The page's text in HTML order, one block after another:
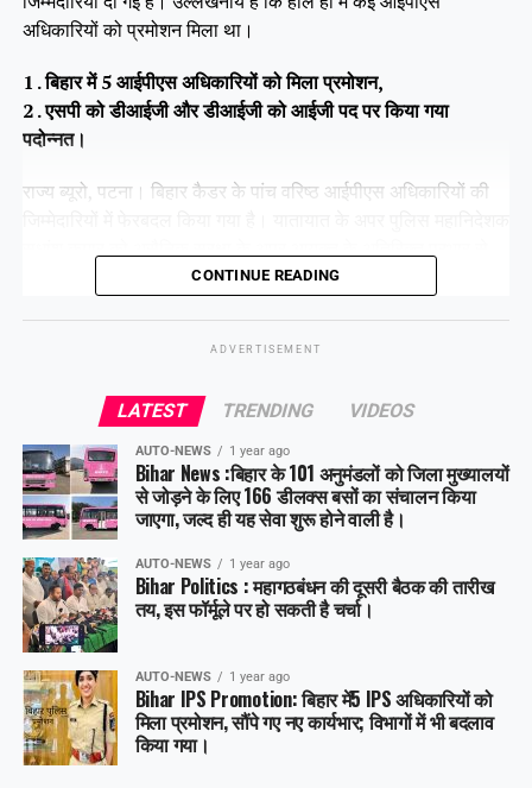
अधिकारियों को प्रमोशन मिला था।
1 . बिहार में 5 आईपीएस अधिकारियों को मिला प्रमोशन,
2 . एसपी को डीआईजी और डीआईजी को आईजी पद पर किया गया
पदोन्नत।
राज्य ब्यूरो, पटना। बिहार कैडर के पांच वरिष्ठ आईपीएस अधिकारियों की
Facebook X
Like this:
CONTINUE READING
ADVERTISEMENT
LATEST TRENDING VIDEOS
AUTO-NEWS 1 year ago
Bihar News :बिहार के 101 अनुमंडलों को जिला मुख्यालयों
से जोड़ने के लिए 166 डीलक्स बसों का संचालन किया
जाएगा, जल्द ही यह सेवा शुरू होने वाली है।
AUTO-NEWS 1 year ago
Bihar Politics : महागठबंधन की दूसरी बैठक की तारीख
तय, इस फॉर्मूले पर हो सकती है चर्चा।
AUTO-NEWS 1 year ago
Bihar IPS Promotion: बिहार में5 IPS अधिकारियों को
मिला प्रमोशन, सौंपे गए नए कार्यभार; विभागों में भी बदलाव
किया गया।